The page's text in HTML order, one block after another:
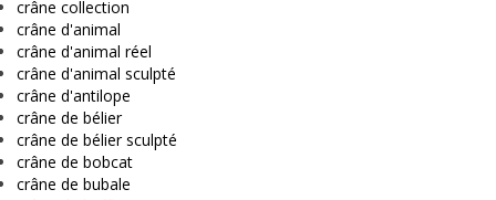
crâne collection
crâne d'animal
crâne d'animal réel
crâne d'animal sculpté
crâne d'antilope
crâne de bélier
crâne de bélier sculpté
crâne de bobcat
crâne de bubale